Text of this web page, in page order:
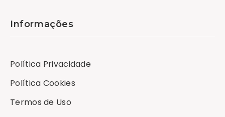
Informações
Política Privacidade
Política Cookies
Termos de Uso